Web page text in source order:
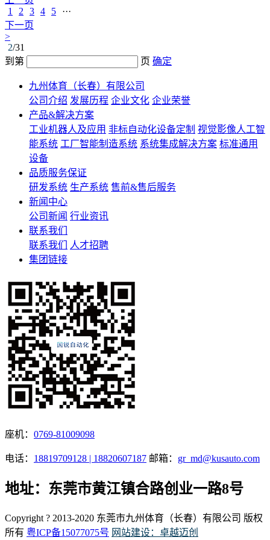
1
2 3 4 5
···
下一页
>
2/31
到第
页 确定
九州体育（长春）有限公司
公司介绍 发展历程 企业文化 企业荣誉
产品&解决方案
工业机器人及应用 非标自动化设备定制 视觉影像人工智
能系统 工厂智能制造系统 系统集成解决方案 标准通用
设备
品质服务保证
研发系统 生产系统 售前&售后服务
新闻中心
公司新闻 行业资讯
联系我们
联系我们
人才招聘
集团链接
座机： 0769-81009098
电话： 18819709128 | 18820607187 邮箱： gr_md@kusauto.com
地址：东莞市黄江镇合路创业一路8号
Copyright ? 2013-2020 东莞市九州体育（长春）有限公司 版权
所有 粤ICP备15077075号 网站建设：卓越迈创